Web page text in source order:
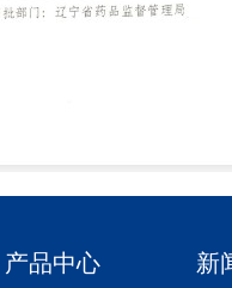
产品中心 新